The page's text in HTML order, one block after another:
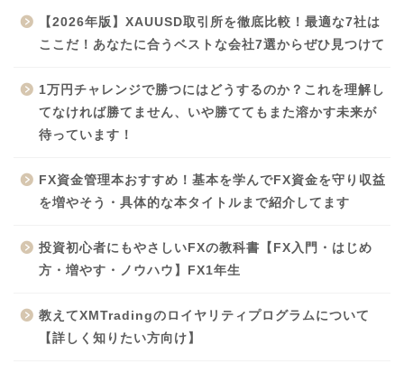
【2026年版】XAUUSD取引所を徹底比較！最適な7社は
ここだ！あなたに合うベストな会社7選からぜひ見つけて
1万円チャレンジで勝つにはどうするのか？これを理解し
てなければ勝てません、いや勝ててもまた溶かす未来が
待っています！
FX資金管理本おすすめ！基本を学んでFX資金を守り収益
を増やそう・具体的な本タイトルまで紹介してます
投資初心者にもやさしいFXの教科書【FX入門・はじめ
方・増やす・ノウハウ】FX1年生
教えてXMTradingのロイヤリティプログラムについて
【詳しく知りたい方向け】